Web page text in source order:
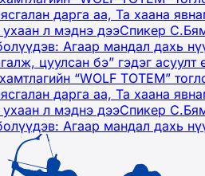
дарга аа, Та хаана
л мэднэ дээСпикер
Агаар мандал дахь
цуулсан бэ” гэдэг
“WOLF TOTEM”
дарга аа, Та хаана
л мэднэ дээСпикер
Агаар мандал дахь